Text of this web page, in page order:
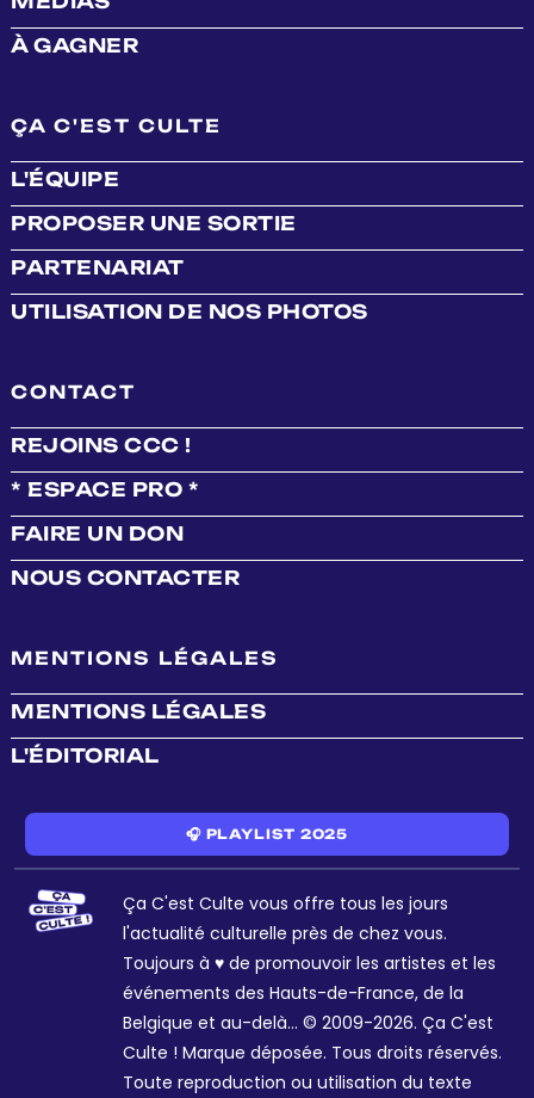
À GAGNER
ÇA C'EST CULTE
L'ÉQUIPE
PROPOSER UNE SORTIE
PARTENARIAT
UTILISATION DE NOS PHOTOS
CONTACT
REJOINS CCC !
* ESPACE PRO *
FAIRE UN DON
NOUS CONTACTER
MENTIONS LÉGALES
MENTIONS LÉGALES
L'ÉDITORIAL
🎧 PLAYLIST 2025
Ça C'est Culte vous offre tous les jours
l'actualité culturelle près de chez vous.
Toujours à ♥ de promouvoir les artistes et les
événements des Hauts-de-France, de la
Belgique et au-delà... © 2009-2026. Ça C'est
Culte ! Marque déposée. Tous droits réservés.
Toute reproduction ou utilisation du texte